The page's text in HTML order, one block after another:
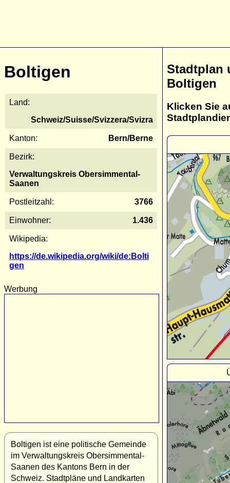
Boltigen
Land:
Schweiz/Suisse/Svizzera/Svizra
Kanton: Bern/Berne
Bezirk:
Verwaltungskreis Obersimmental-
Saanen
Postleitzahl: 3766
Einwohner: 1.436
Wikipedia:
https://de.wikipedia.org/wiki/de:Bolti
gen
Werbung
Boltigen ist eine politische Gemeinde
im Verwaltungskreis Obersimmental-
Saanen des Kantons Bern in der
Schweiz. Stadtpläne und Landkarten
Stadtplan
Boltigen
Klicken Sie